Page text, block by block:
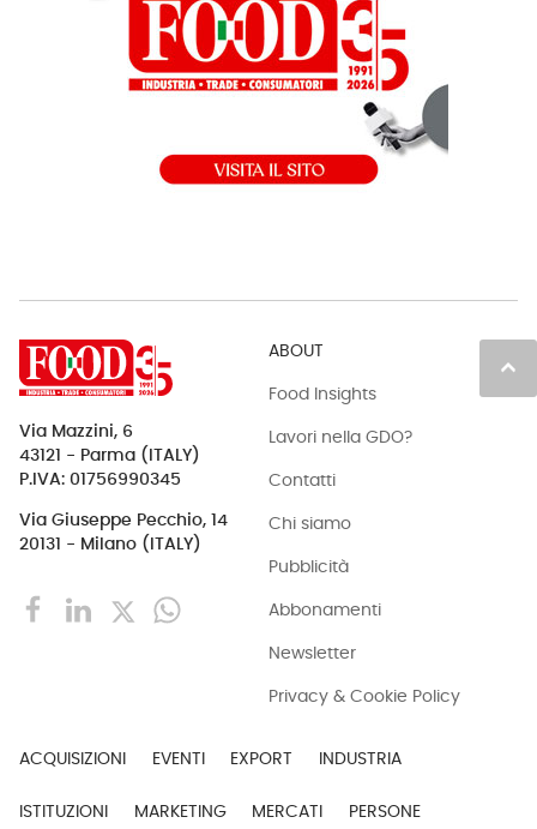
keyboard_arrow_up
Via Mazzini, 6
43121 - Parma (ITALY)
P.IVA: 01756990345
Via Giuseppe Pecchio, 14
20131 - Milano (ITALY)
ABOUT
Food Insights
Lavori nella GDO?
Contatti
Chi siamo
Pubblicità
Abbonamenti
Newsletter
Privacy & Cookie Policy
ACQUISIZIONI EVENTI EXPORT INDUSTRIA
ISTITUZIONI MARKETING MERCATI PERSONE